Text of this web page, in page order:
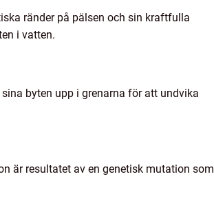
ränder på pälsen och sin kraftfulla
i vatten.
byten upp i grenarna för att undvika
är resultatet av en genetisk mutation som